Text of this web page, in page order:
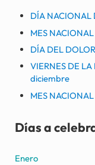
DÍA NACIONAL
MES
DÍA DEL
VIERNES DE
diciembre
MES
Días a
Enero